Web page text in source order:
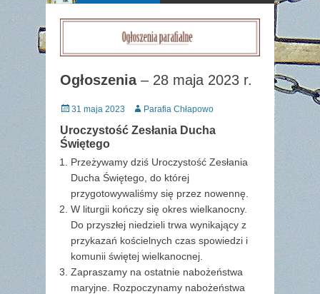
Ogłoszenia– 28 maja 2023 r.
Posted
31 maja 2023 Author
Parafia Chłapowo
Uroczystość Zesłania Ducha
Świętego
Przeżywamy dziś Uroczystość Zesłania
Ducha Świętego, do której
przygotowywaliśmy się przez nowennę.
W liturgii kończy się okres wielkanocny.
Do przyszłej niedzieli trwa wynikający z
przykazań kościelnych czas spowiedzi i
komunii świętej wielkanocnej.
Zapraszamy na ostatnie nabożeństwa
maryjne. Rozpoczynamy nabożeństwa